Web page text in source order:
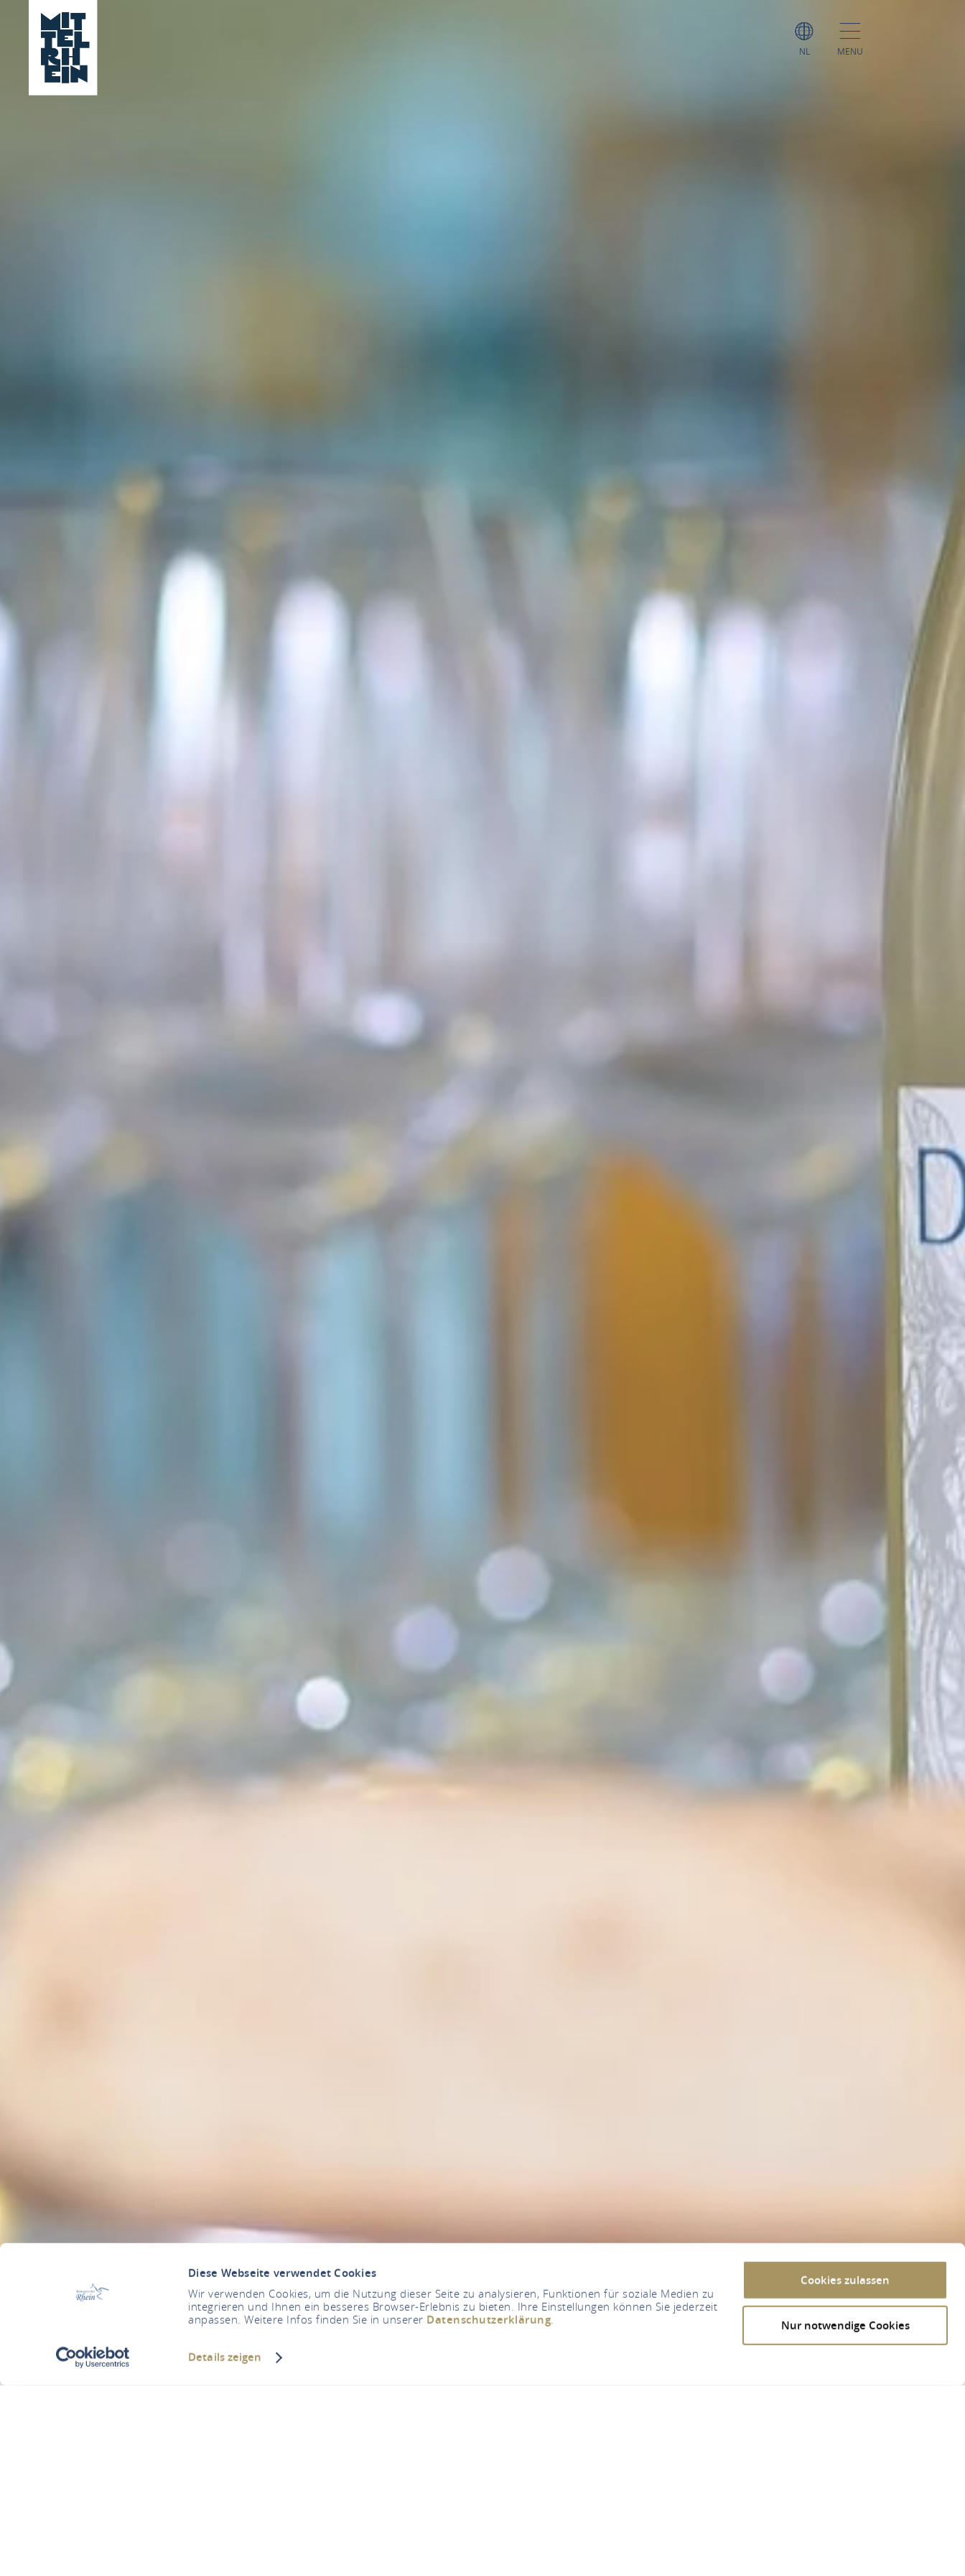
Diese Webseite verwendet Cookies
Wir verwenden Cookies, um die Nutzung dieser Seite zu analysieren, Funktionen für soziale Medien zu
integrieren und Ihnen ein besseres Browser-Erlebnis zu bieten. Ihre Einstellungen können Sie jederzeit
anpassen. Weitere Infos finden Sie in unserer Datenschutzerklärung.
Details zeigen
Cookies zulassen
Nur notwendige Cookies
NL MENU